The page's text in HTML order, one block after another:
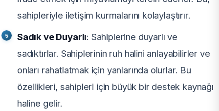
sahipleriyle iletişim kurmalarını kolaylaştırır.
Sadık ve Duyarlı: Sahiplerine duyarlı ve
sadıktırlar. Sahiplerinin ruh halini anlayabilirler ve
onları rahatlatmak için yanlarında olurlar. Bu
özellikleri, sahipleri için büyük bir destek kaynağı
haline gelir.